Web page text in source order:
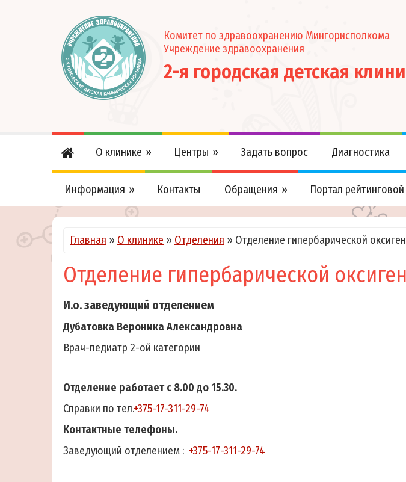
Комитет по здравоохранению Мингорисполкома
Учреждение здравоохранения
2-я городская детская
О клинике Центры Задать вопрос Диагностика
Информация Контакты Обращения Портал
Главная » О клинике » Отделения » Отделение гипербарической
Отделение гипербарической
И.о. заведующий отделением
Дубатовка Вероника Александровна
Врач-педиатр 2-ой категории
Отделение работает с 8.00 до 15.30.
Справки по тел.+375-17-311-29-74
Контактные телефоны.
Заведующий отделением : +375-17-311-29-74